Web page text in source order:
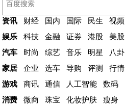
资讯 财经 国内 国际 民生 视频
娱乐
科技 金融 证券 港股 美股
汽车
时尚 综艺 音乐 明星 八卦
家居
企业 选车 导购 评测 行情
游戏
商讯 通信 人工智能
数码
消费
微商 珠宝 化妆护肤
瘦身